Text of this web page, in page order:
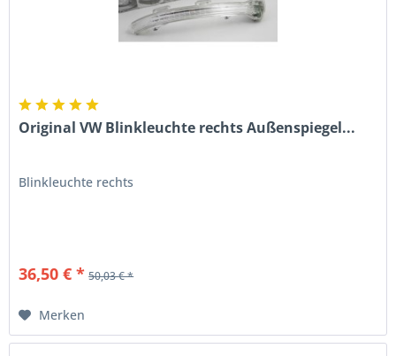
Original VW Blinkleuchte rechts Außenspiegel...
Blinkleuchte rechts
36,50 € * 50,03 € *
Merken